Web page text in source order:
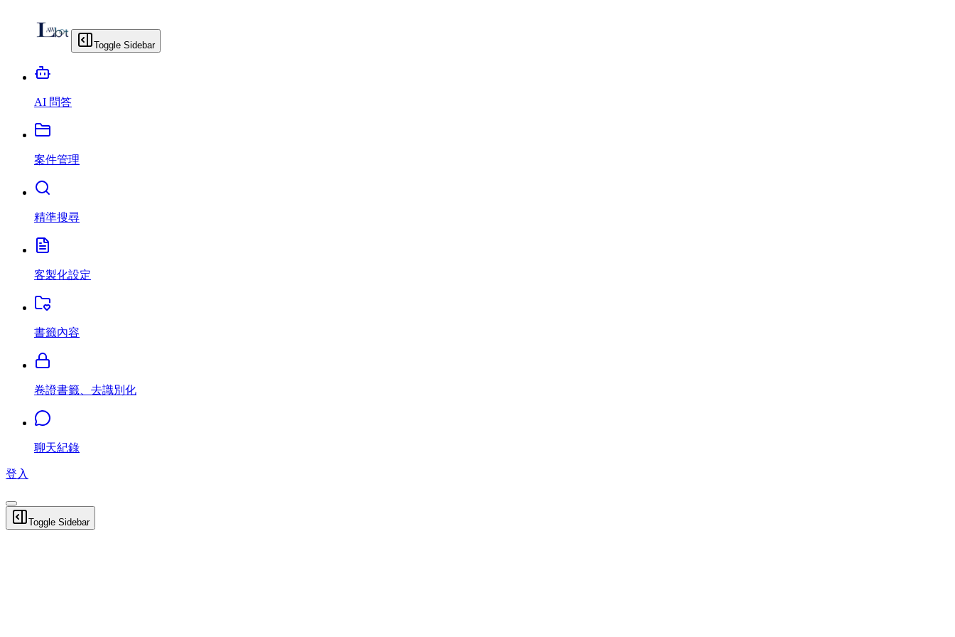
Toggle Sidebar
AI 問答
案件管理
精準搜尋
客製化設定
書籤內容
卷證書籤、去識別化
聊天紀錄
登入
Toggle Sidebar